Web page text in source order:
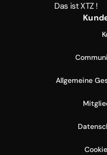
Das ist XTZ !
Allgemeine